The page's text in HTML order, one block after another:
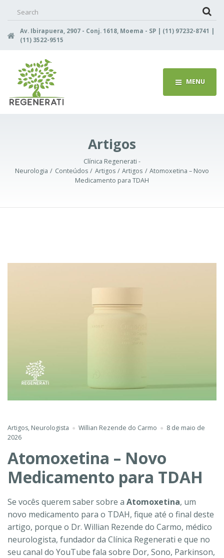
Av. Ibirapuera, 2907 - Conj. 1618, Moema - SP | (11) 97232-8741 |
(11) 3522-9515
MENU
Artigos
Clínica Regenerati -
Neurologia
Conteúdos Artigos Artigos
Atomoxetina – Novo
Medicamento para TDAH
Artigos, Neurologista Willian Rezende do Carmo
8 de maio de
2026
Atomoxetina – Novo
Medicamento para TDAH
Se vocês querem saber sobre a Atomoxetina, um
novo medicamento para o TDAH, fique até o final deste
artigo, porque o Dr. Willian Rezende do Carmo, médico
neurologista, fundador da Clínica Regenerati e que no
seu canal do YouTube fala sobre Dor, Sono, Parkinson,